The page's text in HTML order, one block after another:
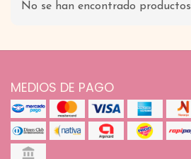
No se han encontrado productos
MEDIOS DE PAGO